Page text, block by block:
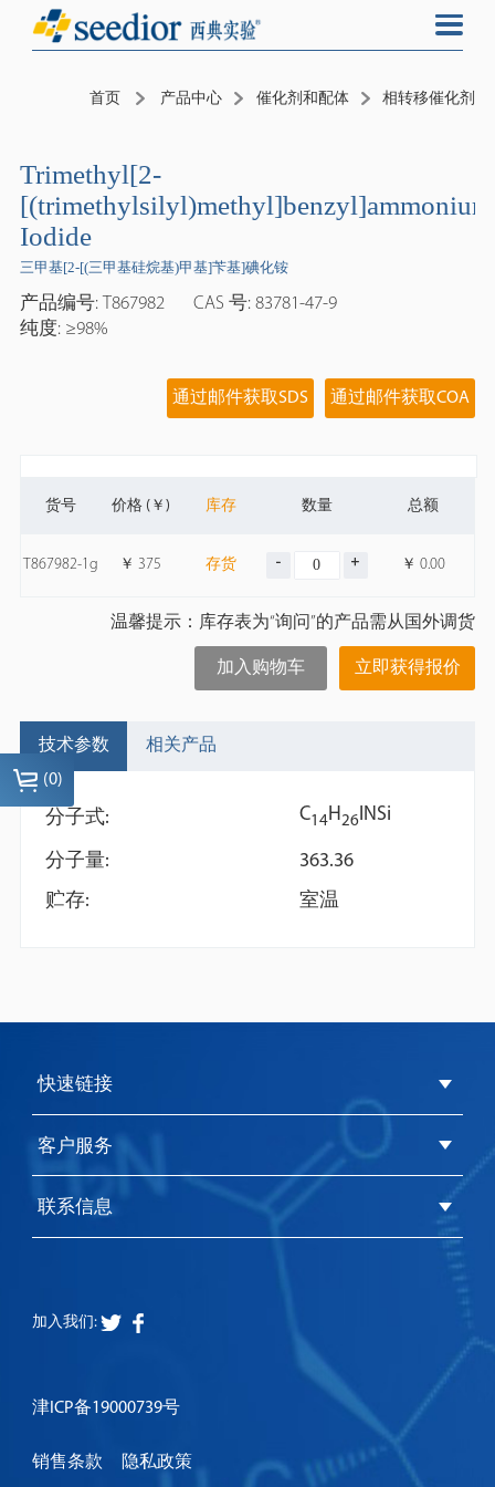
首页 产品中心 催化剂和配体 相转移催化剂
Trimethyl[2-
[(trimethylsilyl)methyl]benzyl]ammonium
Iodide
三甲基[2-[(三甲基硅烷基)甲基]苄基]碘化铵
产品编号: T867982
CAS 号: 83781-47-9
纯度: ≥98%
通过邮件获取COA
通过邮件获取SDS
货号 价格 (￥) 库存 数量 总额
T867982-1g ￥375 存货 ￥ 0.00
温馨提示：库存表为“询问”的产品需从国外调货
立即获得报价
加入购物车
技术参数 相关产品
分子式: C14H26INSi
分子量:
363.36
贮存:
室温
快速链接
客户服务
联系信息
加入我们:
津ICP备19000739号
销售条款 隐私政策
(0)